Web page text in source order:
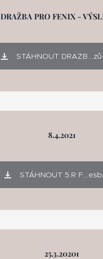
DRAŽBA PRO FENIX -
STÁHNOUT
8.4.2021
STÁHNOUT 5.R
25.3.20201